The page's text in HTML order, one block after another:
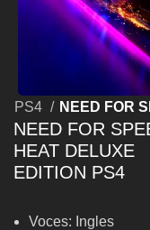
PS4 NEED FOR
NEED FOR
HEAT DELUXE
EDITION PS4
Voces: Ingles